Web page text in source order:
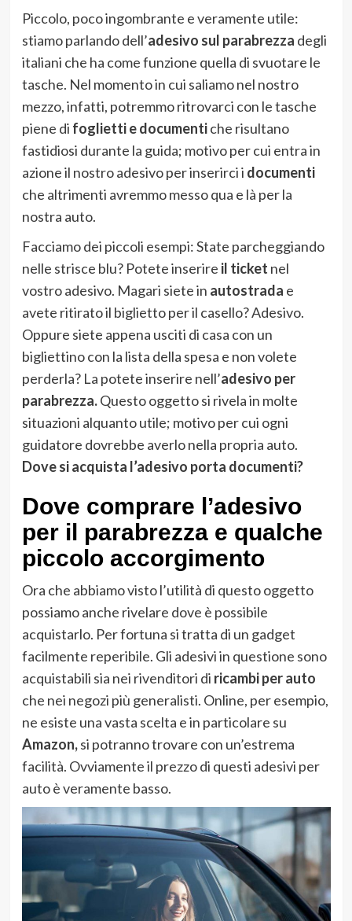
Piccolo, poco ingombrante e veramente utile:
stiamo parlando dell’adesivo sul parabrezza degli
italiani che ha come funzione quella di svuotare le
tasche. Nel momento in cui saliamo nel nostro
mezzo, infatti, potremmo ritrovarci con le tasche
piene di foglietti e documentiche risultano
fastidiosi durante la guida; motivo per cui entra in
azione il nostro adesivo per inserirci i documenti
che altrimenti avremmo messo qua e là per la
nostra auto.
Facciamo dei piccoli esempi: State parcheggiando
nelle strisce blu? Potete inserire il ticket nel
vostro adesivo. Magari siete in autostrada e
avete ritirato il biglietto per il casello? Adesivo.
Oppure siete appena usciti di casa con un
bigliettino con la lista della spesa e non volete
perderla? La potete inserire nell’adesivo per
parabrezza.Questo oggetto si rivela in molte
situazioni alquanto utile; motivo per cui ogni
guidatore dovrebbe averlo nella propria auto.
Dove si acquista l’adesivo porta documenti?
Dove comprare l’adesivo
per il parabrezza e qualche
piccolo accorgimento
Ora che abbiamo visto l’utilità di questo oggetto
possiamo anche rivelare dove è possibile
acquistarlo. Per fortuna si tratta di un gadget
facilmente reperibile. Gli adesivi in questione sono
acquistabili sia nei rivenditori di ricambi per auto
che nei negozi più generalisti. Online, per esempio,
ne esiste una vasta scelta e in particolare su
Amazon,si potranno trovare con un’estrema
facilità. Ovviamente il prezzo di questi adesivi per
auto è veramente basso.